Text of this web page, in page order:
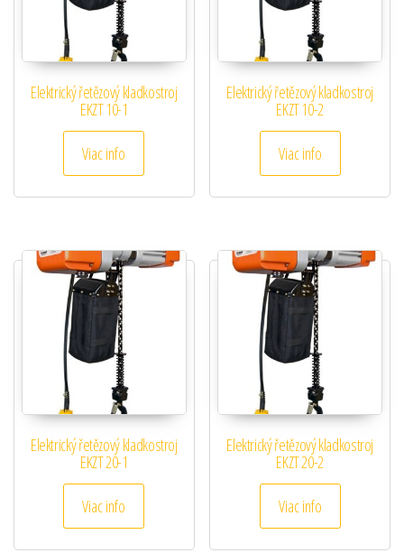
Elektrický řetězový kladkostroj
EKZT 10-1
Viac info
Elektrický řetězový kladkostroj
EKZT 10-2
Viac info
Elektrický řetězový kladkostroj
EKZT 20-1
Viac info
Elektrický řetězový kladkostroj
EKZT 20-2
Viac info